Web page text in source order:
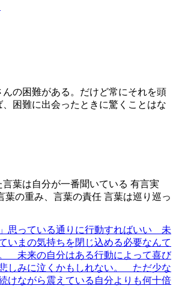
んの困難がある。だけど常にそれを頭
、困難に出会ったときに驚くことはな
言葉は自分が一番聞いている 有言実
の重み、言葉の責任 言葉は巡り巡っ